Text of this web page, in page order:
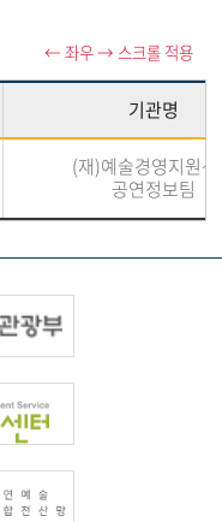
기관명
(재)예술경영지원
공연정보팀